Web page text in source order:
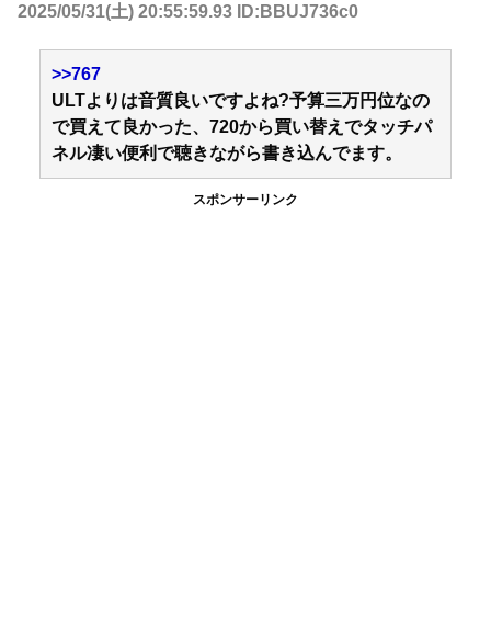
2025/05/31(土) 20:55:59.93 ID:BBUJ736c0
>>767
ULTよりは音質良いですよね?予算三万円位なの
で買えて良かった、720から買い替えでタッチパ
ネル凄い便利で聴きながら書き込んでます。
スポンサーリンク